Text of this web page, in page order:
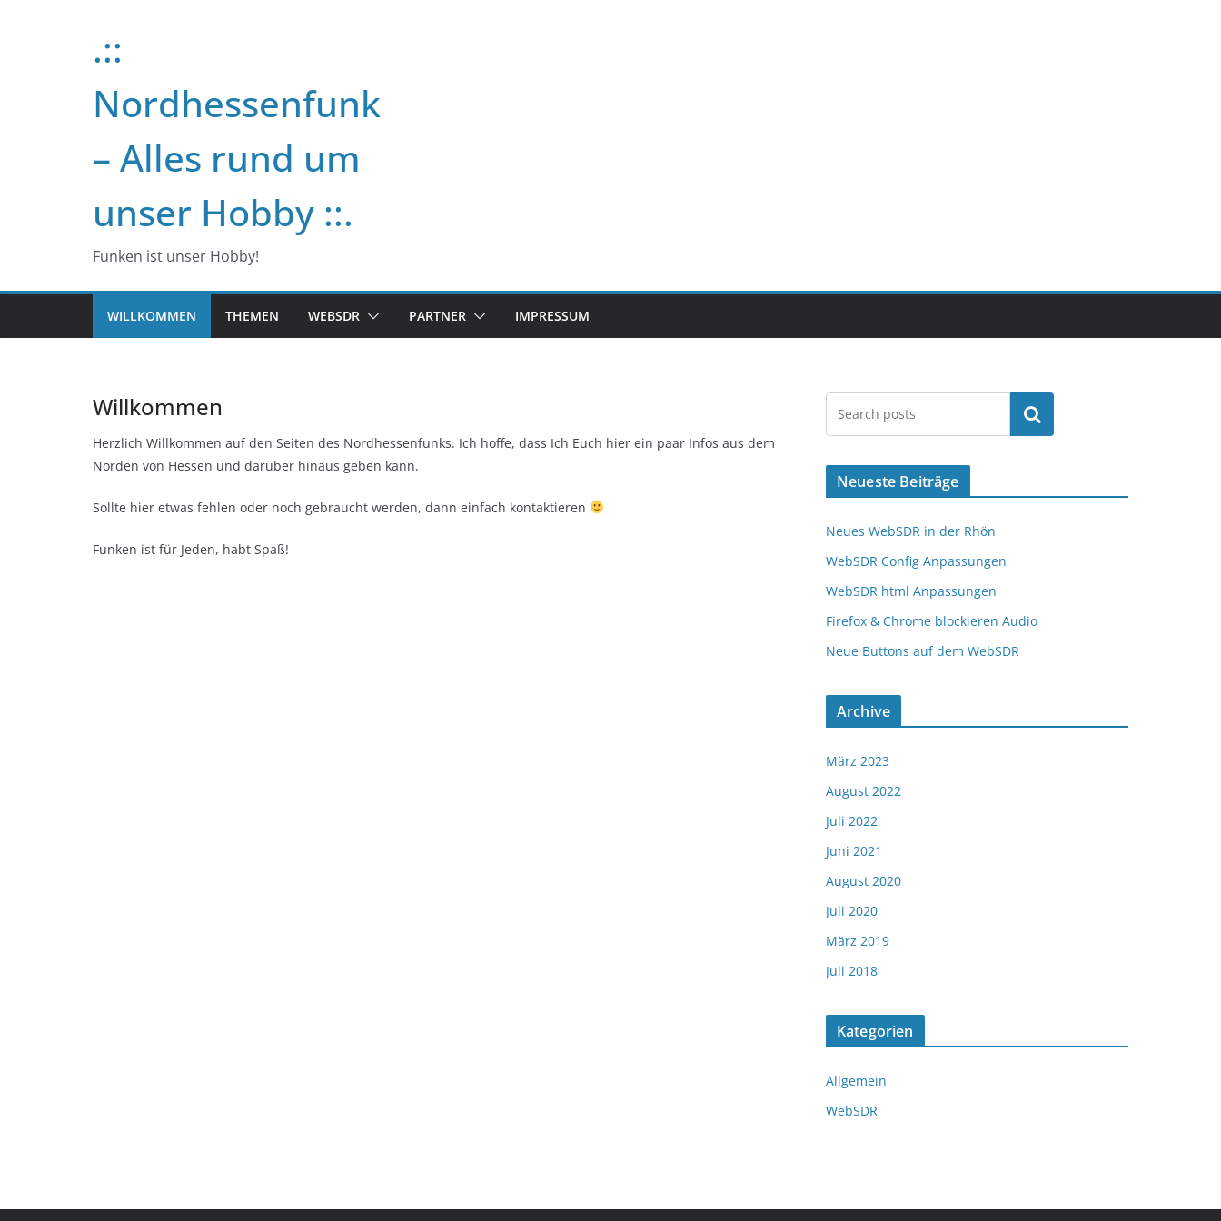
.::
Nordhessenfunk
– Alles rund um
unser Hobby ::.
Funken ist unser Hobby!
WILLKOMMEN THEMEN WEBSDR PARTNER IMPRESSUM
Willkommen
Herzlich Willkommen auf den Seiten des Nordhessenfunks. Ich hoffe, dass Ich Euch hier ein paar Infos aus dem
Norden von Hessen und darüber hinaus geben kann.
Sollte hier etwas fehlen oder noch gebraucht werden, dann einfach kontaktieren
Funken ist für Jeden, habt Spaß!
Suchen
Neueste Beiträge
Neues WebSDR in der Rhön
WebSDR Config Anpassungen
WebSDR html Anpassungen
Firefox & Chrome blockieren Audio
Neue Buttons auf dem WebSDR
Archive
März 2023
August 2022
Juli 2022
Juni 2021
August 2020
Juli 2020
März 2019
Juli 2018
Kategorien
Allgemein
WebSDR